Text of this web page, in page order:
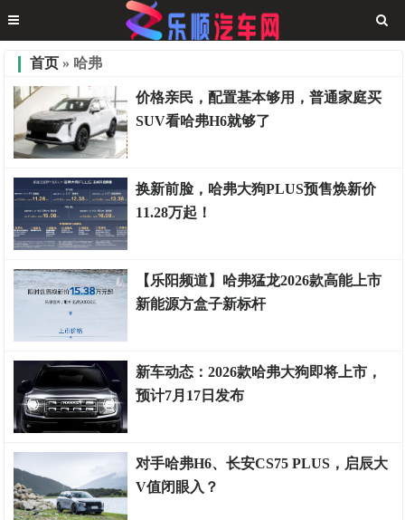
首页 » 哈弗
价格亲民，配置基本够用，普通家庭买
SUV看哈弗H6就够了
换新前脸，哈弗大狗PLUS预售焕新价
11.28万起！
【乐阳频道】哈弗猛龙2026款高能上市
新能源方盒子新标杆
新车动态：2026款哈弗大狗即将上市，
预计7月17日发布
对手哈弗H6、长安CS75 PLUS，启辰大
V值闭眼入？